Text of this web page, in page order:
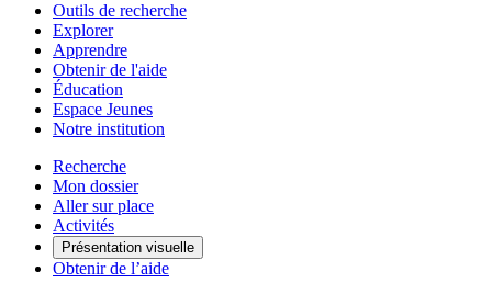
Outils de recherche
Explorer
Apprendre
Obtenir de l'aide
Éducation
Espace Jeunes
Notre institution
Recherche
Mon dossier
Aller sur place
Activités
Présentation visuelle
Obtenir de l’aide